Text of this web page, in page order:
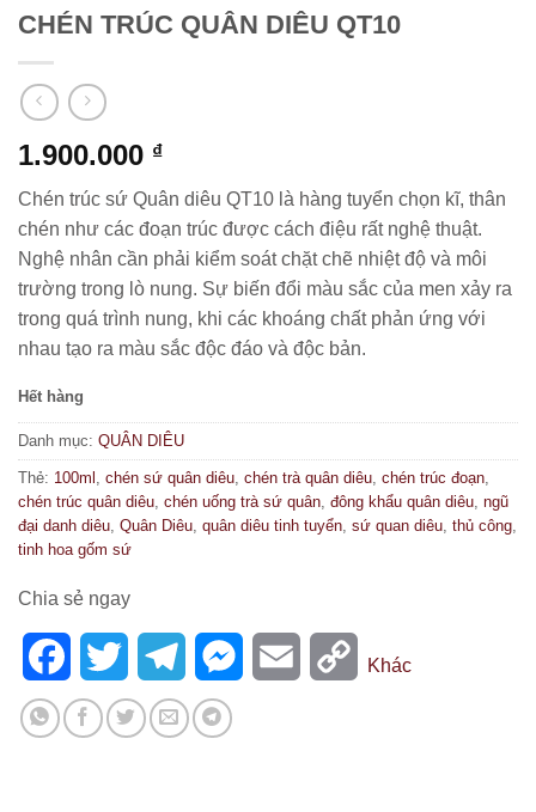
CHÉN TRÚC QUÂN DIÊU QT10
1.900.000 ₫
Chén trúc sứ Quân diêu QT10 là hàng tuyển chọn kĩ, thân
chén như các đoạn trúc được cách điệu rất nghệ thuật.
Nghệ nhân cần phải kiểm soát chặt chẽ nhiệt độ và môi
trường trong lò nung. Sự biến đổi màu sắc của men xảy ra
trong quá trình nung, khi các khoáng chất phản ứng với
nhau tạo ra màu sắc độc đáo và độc bản.
Hết hàng
Danh mục: QUÂN DIÊU
Thẻ: 100ml , chén sứ quân diêu, chén trà quân diêu, chén trúc đoạn,
chén trúc quân diêu, chén uống trà sứ quân, đông khẩu quân diêu, ngũ
đại danh diêu, Quân Diêu, quân diêu tinh tuyển, sứ quan diêu, thủ công,
tinh hoa gốm sứ
Chia sẻ ngay
FacebookTwitter TelegramMessenger
Email Copy
Khác